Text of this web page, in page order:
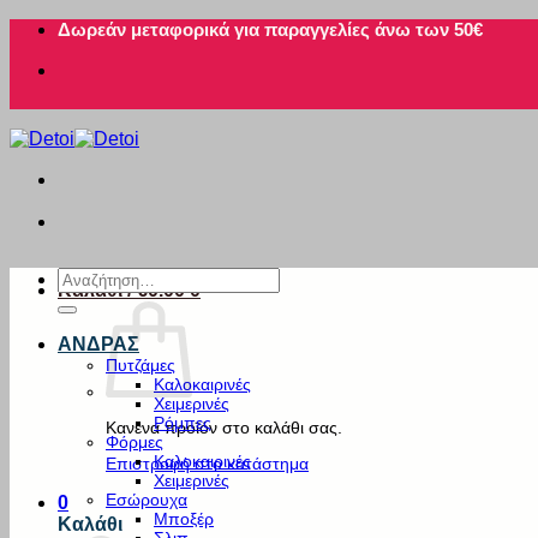
Μετάβαση
περιεχόμενο
Δωρεάν μεταφορικά για παραγγελίες άνω των 50€
Καλάθι /€0.00 0
Κανένα προϊόν στο καλάθι σας.
Επιστροφή στο κατάστημα
0
Καλάθι
Αναζήτηση
για:
ΑΝΔΡΑΣ
Πυτζάμες
Καλοκαιρινές
Χειμερινές
Ρόμπες
Φόρμες
Καλοκαιρινές
Χειμερινές
Εσώρουχα
Μποξέρ